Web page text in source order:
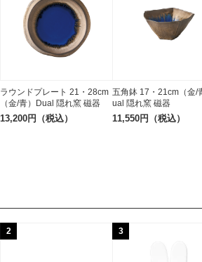
ラウンドプレート 21・28cm
（金/青）Dual 隠れ窯 磁器
13,200円（税込）
五角鉢 17・21cm（金/
ual 隠れ窯 磁器
11,550円（税込）
2 3